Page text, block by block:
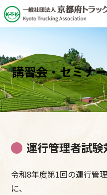
講習会・セミナー
運行管理者試
令和8年度第1回の運行管
に、